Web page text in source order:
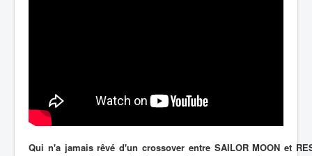
Qui n'a jamais rêvé d'un crossover entre SAILOR MOON et